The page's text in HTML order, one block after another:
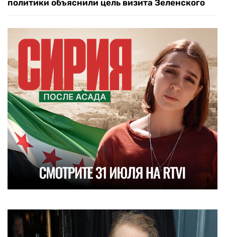
политики объяснили цель визита Зеленского